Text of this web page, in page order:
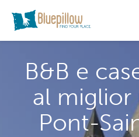
B&B e
al miglior
Pont-